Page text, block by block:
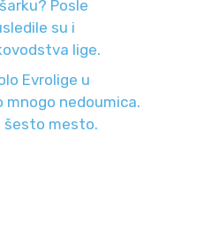
Posle
su i
lige.
Evrolige u
nedoumica.
šesto mesto.